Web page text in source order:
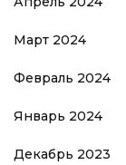
Март 2024
Февраль 2024
Январь 2024
Декабрь 2023